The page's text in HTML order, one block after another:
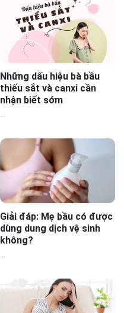
Những dấu hiệu bà bầu
thiếu sắt và canxi cần
nhận biết sớm
Giải đáp: Mẹ bầu có được
dùng dung dịch vệ sinh
không?
...